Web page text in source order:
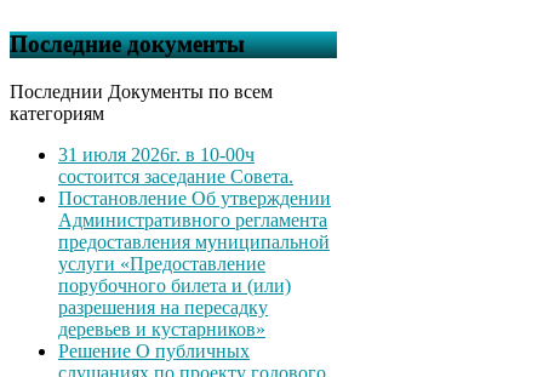
Последние документы
Последнии Документы по всем
категориям
31 июля 2026г. в 10-00ч
состоится заседание Совета.
Постановление Об утверждении
Административного регламента
предоставления муниципальной
услуги «Предоставление
порубочного билета и (или)
разрешения на пересадку
деревьев и кустарников»
Решение О публичных
слушаниях по проекту годового